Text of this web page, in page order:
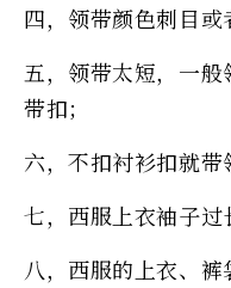
四，领带颜色刺目或
五，领带太短，一
带扣；
六，不扣衬衫扣就带
七，西服上衣袖子过
八，西服的上衣、裤